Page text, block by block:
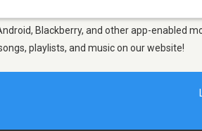
Blackberry, and other app-enabled
playlists, and music on our website!